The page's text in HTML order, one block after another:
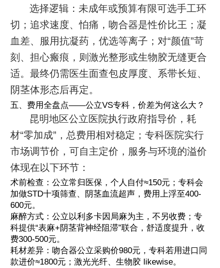
选择逻辑：未成年或预算有限可选手工环
切；追求速度、怕痛，吻合器是性价比王；凝
血差、服用抗凝药，优选等离子；对“颜值”苛
刻、担心瘢痕，则激光整形或生物胶无缝更合
适。最终仍需医生面查包皮厚度、系带长短、
阴茎体形态后再定。
五、费用全盘点——公立VS专科，价差为何这么大？
昆明地区公立医院执行政府指导价，耗
材“零加成”，总费用相对稳定；专科医院实行
市场调节价，可自主定价，服务与环境的溢价
体现在以下环节：
术前检查：公立常归医保，个人自付≈150元；专科会
加做STD十项筛查、阴茎血流超声，费用上浮至400-
600元。
麻醉方式：公立以利多卡因局麻为主，不另收费；专
科提供“表麻+阴茎背神经阻滞”联合，舒适度提升，收
费300-500元。
耗材差异：吻合器公立采购价980元，专科若用进口同
款进价≈1800元；激光光纤、生物胶 likewise。